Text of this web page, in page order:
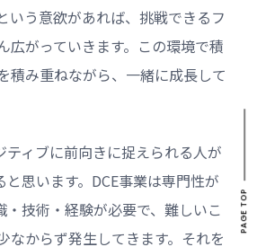
いう意欲があれば、挑戦できるフ
広がっていきます。この環境で積
積み重ねながら、一緒に成長して
ティブに前向きに捉えられる人が
と思います。DCE事業は専門性が
・技術・経験が必要で、難しいこ
なからず発生してきます。それを
PAGE TOP